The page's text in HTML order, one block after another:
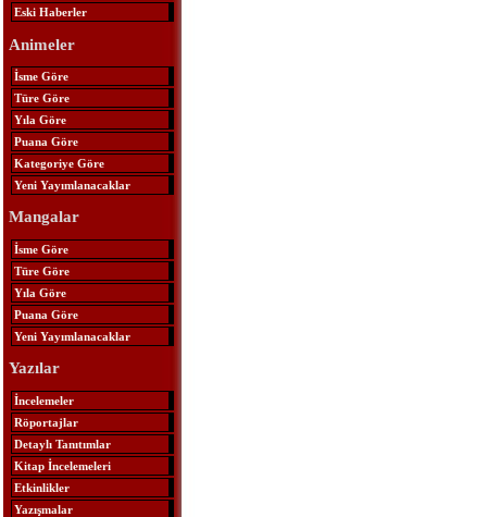
Eski Haberler
Animeler
İsme Göre
Türe Göre
Yıla Göre
Puana Göre
Kategoriye Göre
Yeni Yayımlanacaklar
Mangalar
İsme Göre
Türe Göre
Yıla Göre
Puana Göre
Yeni Yayımlanacaklar
Yazılar
İncelemeler
Röportajlar
Detaylı Tanıtımlar
Kitap İncelemeleri
Etkinlikler
Yazışmalar